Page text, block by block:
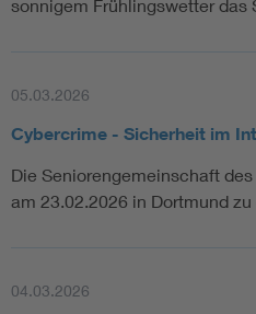
sonnigem Frühlingswetter
05.03.2026
Cybercrime - Sicherheit im
Die Seniorengemeinschaft
am 23.02.2026 in Dortmund
04.03.2026